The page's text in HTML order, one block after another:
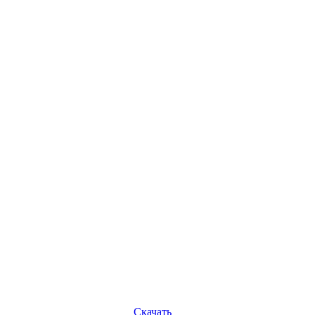
Скачать